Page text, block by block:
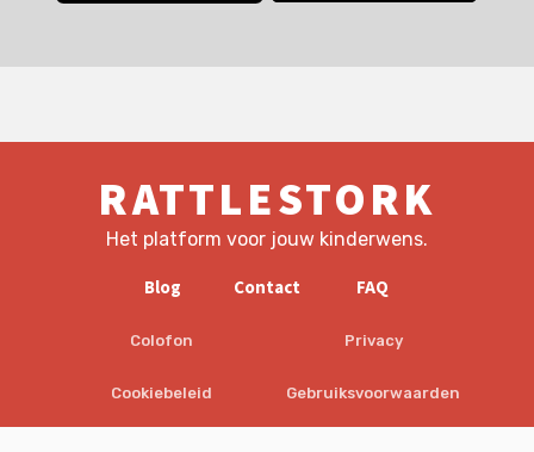
RATTLESTORK
Het platform voor jouw kinderwens.
Blog Contact FAQ
Colofon Privacy
Cookiebeleid Gebruiksvoorwaarden